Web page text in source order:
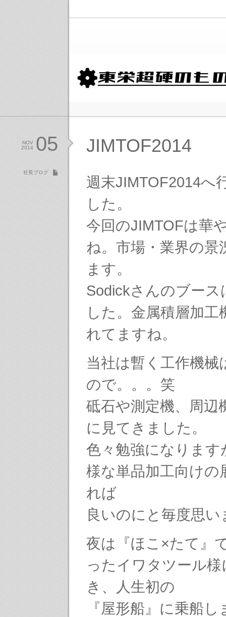
JIMTOF2014
週末JIMTOF2014へ
した。
今回のJIMTOFは華
ね。市場・業界の景
ます。
Sodickさんのブース
した。金属積層加工
れてますね。
当社は暫く工作機械
ので。。。笑
砥石や測定機、周辺
に見てきました。
色々勉強になります
様な単品加工向けの
れば
良いのにと毎度思い
夜は『ほこ×たて』
ったイワタツール
き、人生初の
『屋形船』に乗船
05
NOV
2014
社長ブログ